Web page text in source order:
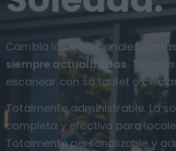
Cambia las tradicionales
siempre actualizadas.
escanear con su tablet o
Totalmente administrable. La
completa y efectiva para
Totalmente personalizable y